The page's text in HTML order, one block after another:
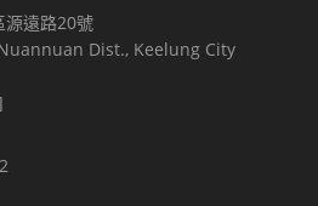
源遠路20號
Dist., Keelung City